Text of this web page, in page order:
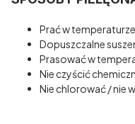
Prać w
Dopuszczalne
Prasować w
Nie czyścić
Nie chlorować / nie